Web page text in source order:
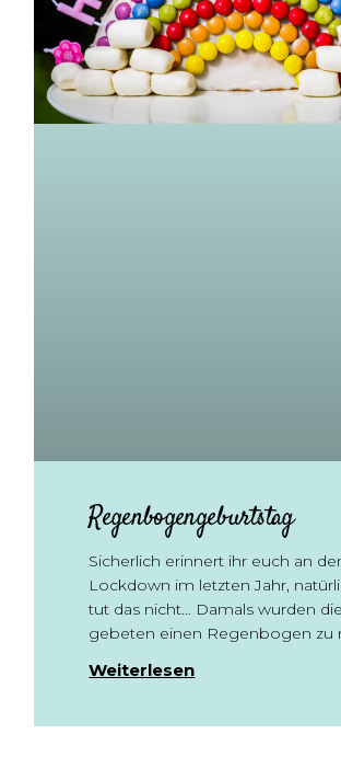
Regenbogengeburtstag
Sicherlich erinnert ihr euch an
Lockdown im letzten Jahr,
tut das nicht… Damals wurden
gebeten einen Regenbogen zu
Weiterlesen